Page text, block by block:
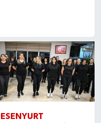
ESENYURT